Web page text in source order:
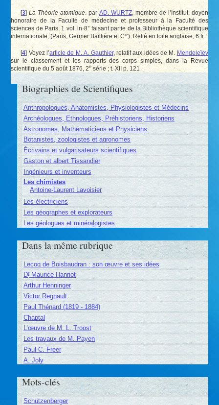
[3]La Théorie atomique . par AD. WURTZ, membre de l’Institut, doyen
honoraire de la Faculté de médecine et professeur à la Faculté des
sciences de Paris. 1 vol. in·8° faisant partie de la Bibliothèque scientifique
internationale, (Paris, Germer Baillière et Cie). Relié en toile anglaise, 6 fr.
[4] Voyez l’article de M. A. Gauthier, relatif aux idées de M.Mendeleïev
sur le classement et les rapports des corps simples, dans la Revue
scientifique du 5 août 1876, 2esérie ; t. XII p. 121
Biographies de Scientifiques
Anthropologues, Anatomistes, Physiologistes et Médecins
Archéologues, Ethnologues, Préhistoriens, Historiens
Astronomes, Mathématiciens et Physiciens
Botanistes, zoologistes et agronomes
Écrivains et vulgarisateurs scientifiques
Gaston et albert Tissandier
Ingénieurs et inventeurs
Les chimistes
Antoine-Laurent Lavoisier
Les électriciens
Les géographes et explorateurs
Les géologues et minéralogistes
Dans la même rubrique
Lecoq de Boisbaudran : son œuvre et ses idées
DrMaurice Hanriot
Arthur Henninger
Victor Regnault
Paul Thénard (1819 - 1884)
Chaptal
L’œuvre de M. L. Troost
Les travaux de M. Payen
Paul-C. Freer
A. Joly
Mots-clés
Schützenberger